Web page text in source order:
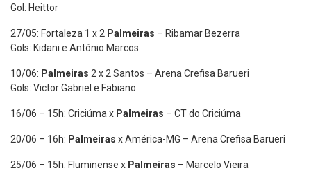
Gol: Heittor
27/05: Fortaleza 1 x 2 Palmeiras – Ribamar Bezerra
Gols: Kidani e Antônio Marcos
10/06: Palmeiras 2 x 2 Santos – Arena Crefisa Barueri
Gols: Victor Gabriel e Fabiano
16/06 – 15h: Criciúma x Palmeiras – CT do Criciúma
20/06 – 16h: Palmeiras x América-MG – Arena Crefisa Barueri
25/06 – 15h: Fluminense x Palmeiras – Marcelo Vieira